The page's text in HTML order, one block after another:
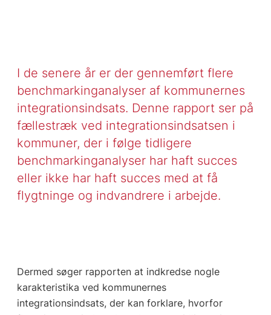
I de senere år er der gennemført flere
benchmarkinganalyser af kommunernes
integrationsindsats. Denne rapport ser på
fællestræk ved integrationsindsatsen i
kommuner, der i følge tidligere
benchmarkinganalyser har haft succes
eller ikke har haft succes med at få
flygtninge og indvandrere i arbejde.
Dermed søger rapporten at indkredse nogle
karakteristika ved kommunernes
integrationsindsats, der kan forklare, hvorfor